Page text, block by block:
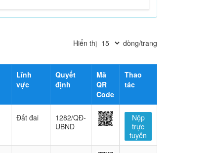
Hiển thị dòng/trang
Lĩnh
vực
Quyết
định
Mã
QR
Code
Thao
tác
Đất đai
1282/QĐ-
UBND
Nộp
trực
tuyến